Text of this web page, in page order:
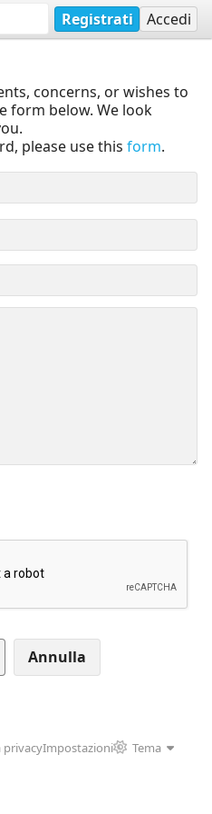
Registrati Accedi
concerns, or wishes to
form below. We look
please use this form.
Annulla
privacyImpostazioni
Tema